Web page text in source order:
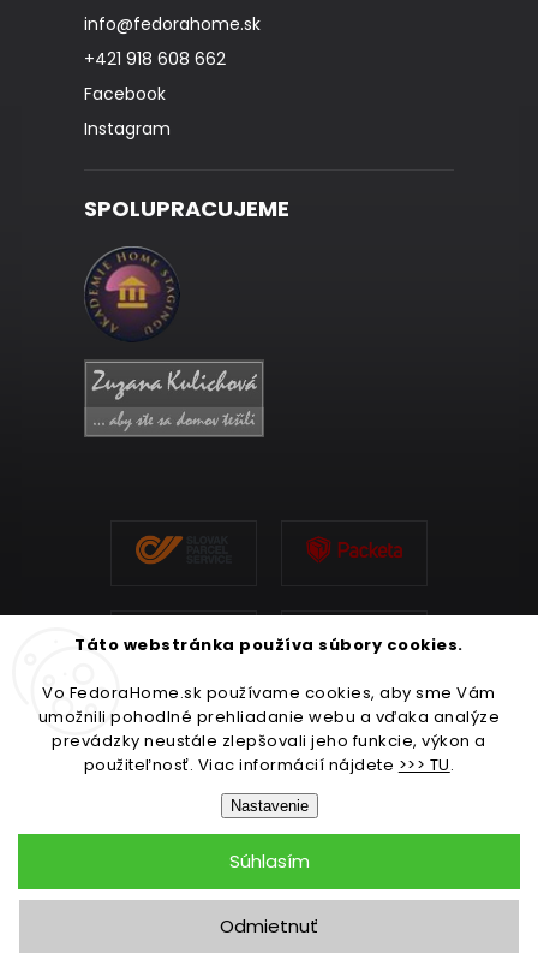
Táto webstránka používa súbory cookies.
Vo FedoraHome.sk používame cookies, aby sme Vám
umožnili pohodlné prehliadanie webu a vďaka analýze
prevádzky neustále zlepšovali jeho funkcie, výkon a
použiteľnosť. Viac informácií nájdete >>> TU.
Nastavenie
Odmietnuť
Súhlasím
info@fedorahome.sk
+421 918 608 662
Facebook
Instagram
SPOLUPRACUJEME
Copyright 2026FedoraHome.sk. Všetky práva vyhradené.
Upraviť nastavenie cookies